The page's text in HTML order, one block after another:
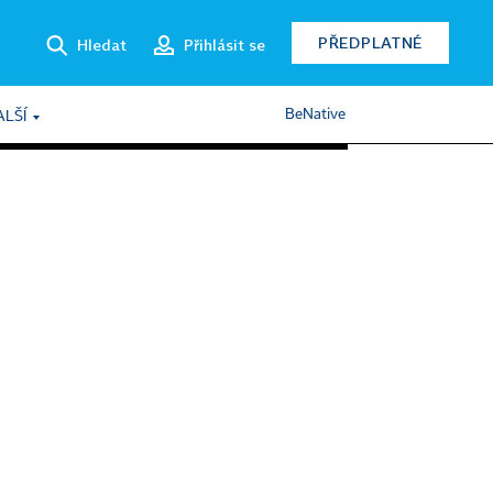
Hledat Přihlásit se PŘEDPLATNÉ
BeNative